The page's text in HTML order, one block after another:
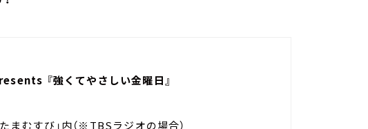
『強くてやさしい金曜日』
「たまむすび」内（※TBSラジオの場合）